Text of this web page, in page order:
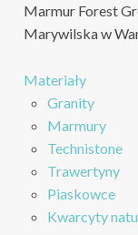
Marmur Forest
Marywilska w
Materiały
Granity
Marmury
Technistone
Trawertyny
Piaskowce
Kwarcyty